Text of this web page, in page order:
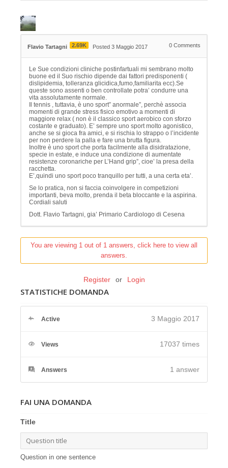
Flavio Tartagni 2.69K Posted 3 Maggio 2017 0 Comments
Le Sue condizioni cliniche postinfartuali mi sembrano molto
buone ed il Suo rischio dipende dai fattori predisponenti (
dislipidemia, tolleranza glicidica,fumo,familiarita ecc).Se
queste sono assenti o ben controllate potra’ condurre una
vita assolutamente normale.
Il tennis , tuttavia, è uno sport” anormale”, perchè associa
momenti di grande stress fisico emotivo a momenti di
maggiore relax ( non è il classico sport aerobico con sforzo
costante e graduato). E’ sempre uno sport molto agonistico,
anche se si gioca fra amici, e si rischia lo strappo o l’incidente
per non perdere la palla e fare una brutta figura.
Inoltre è uno sport che porta facilmente alla disidratazione,
specie in estate, e induce una condizione di aumentate
resistenze coronariche per L’Hand grip”, cioe’ la presa della
racchetta.
E’,quindi uno sport poco tranquillo per tutti, a una certa eta’.
Se lo pratica, non si faccia coinvolgere in competizioni
importanti, beva molto, prenda il beta bloccante e la aspirina.
Cordiali saluti
Dott. Flavio Tartagni, gia’ Primario Cardiologo di Cesena
You are viewing 1 out of 1 answers, click here to view all
answers.
Register or Login
STATISTICHE DOMANDA
Active 3 Maggio 2017
Views 17037 times
Answers 1 answer
FAI UNA DOMANDA
Title
Question in one sentence